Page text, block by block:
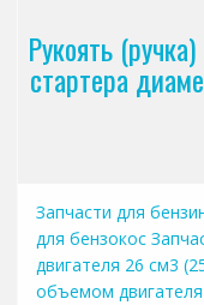
Рукоять
стартера
Запчасти для
для бензокос
двигателя 26 см3
объемом